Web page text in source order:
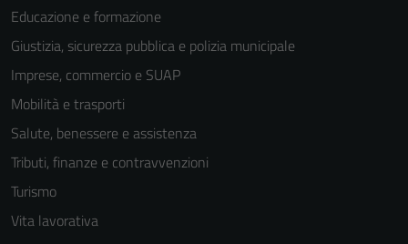
Educazione e formazione
Giustizia, sicurezza pubblica e polizia municipale
Imprese, commercio e SUAP
Mobilità e trasporti
Salute, benessere e assistenza
Tributi, finanze e contravvenzioni
Turismo
Vita lavorativa